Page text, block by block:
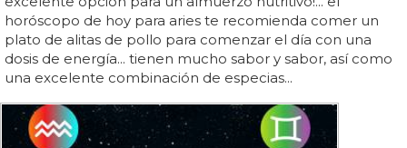
horóscopo de hoy para aries te recomienda comer un
plato de alitas de pollo para comenzar el día con una
dosis de energía... tienen mucho sabor y sabor, así como
una excelente combinación de especias...